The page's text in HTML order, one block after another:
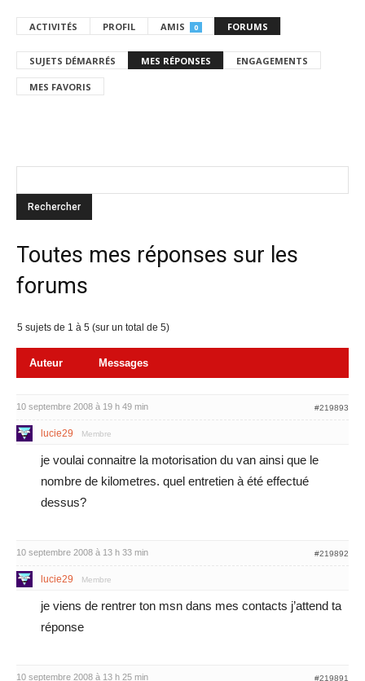
ACTIVITÉS PROFIL AMIS 0 FORUMS
SUJETS DÉMARRÉS MES RÉPONSES ENGAGEMENTS
MES FAVORIS
Toutes mes réponses sur les
forums
5 sujets de 1 à 5 (sur un total de 5)
Auteur Messages
10 septembre 2008 à 19 h 49 min #219893
lucie29 Membre
je voulai connaitre la motorisation du van ainsi que le
nombre de kilometres. quel entretien à été effectué
dessus?
10 septembre 2008 à 13 h 33 min #219892
lucie29 Membre
je viens de rentrer ton msn dans mes contacts j’attend ta
réponse
10 septembre 2008 à 13 h 25 min #219891